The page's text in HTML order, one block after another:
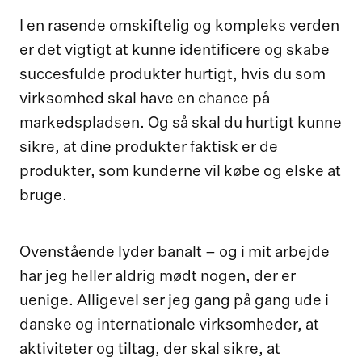
I en rasende omskiftelig og kompleks verden
er det vigtigt at kunne identificere og skabe
succesfulde produkter hurtigt, hvis du som
virksomhed skal have en chance på
markedspladsen. Og så skal du hurtigt kunne
sikre, at dine produkter faktisk er de
produkter, som kunderne vil købe og elske at
bruge.
Ovenstående lyder banalt – og i mit arbejde
har jeg heller aldrig mødt nogen, der er
uenige. Alligevel ser jeg gang på gang ude i
danske og internationale virksomheder, at
aktiviteter og tiltag, der skal sikre, at